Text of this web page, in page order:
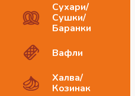
Сухари/
Сушки/
Баранки
Вафли
Халва/
Козинак